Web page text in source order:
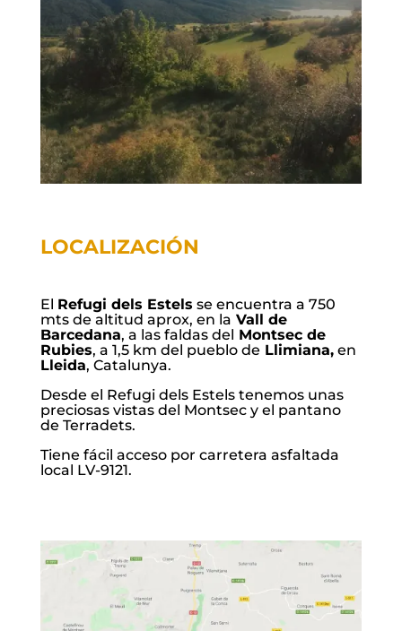
LOCALIZACIÓN
El Refugi dels Estels se encuentra a 750
mts de altitud aprox, en la Vall de
Barcedana, a las faldas del Montsec de
Rubies, a 1,5 km del pueblo de Llimiana,en
Lleida, Catalunya.
Desde el Refugi dels Estels tenemos unas
preciosas vistas del Montsec y el pantano
de Terradets.
Tiene fácil acceso por carretera asfaltada
local LV-9121.